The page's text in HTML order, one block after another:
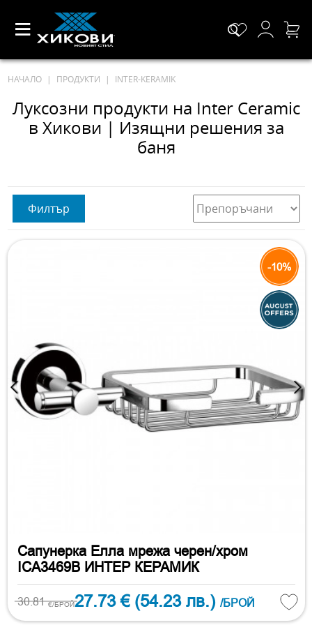
НАЧАЛО ПРОДУКТИ INTER-KERAMIK
Луксозни продукти на Inter Ceramic
в Хикови | Изящни решения за
баня
Филтър
-10%
Сапунерка Елла мрежа черен/хром
ICA3469B ИНТЕР КЕРАМИК
30.81€/БРОЙ27.73 € (54.23 лв.) /БРОЙ